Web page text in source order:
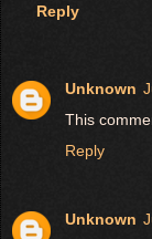
Reply
Unknown
This
Reply
Unknown